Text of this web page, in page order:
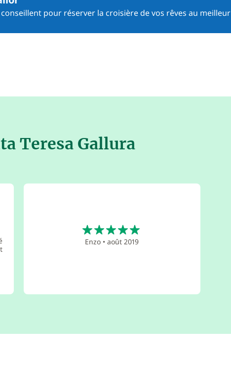
pour réserver la croisière de vos rêves au
Teresa Gallura
Enzo •août 2019